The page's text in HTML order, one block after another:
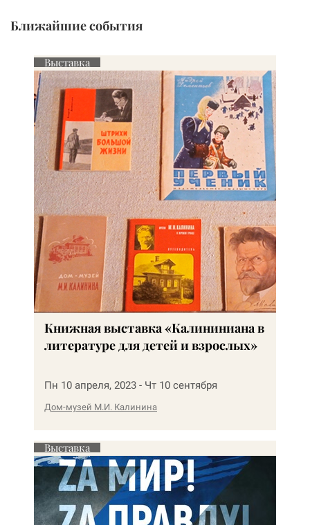
Ближайшие события
Выставка
Книжная выставка «Калининиана в
литературе для детей и взрослых»
Пн 10 апреля, 2023 - Чт 10 сентября
Дом-музей М.И. Калинина
Выставка